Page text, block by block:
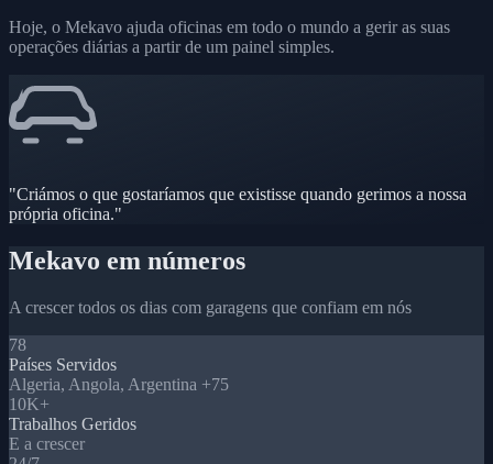
Hoje, o Mekavo ajuda oficinas em todo o mundo a gerir as suas
operações diárias a partir de um painel simples.
"Criámos o que gostaríamos que existisse quando gerimos a nossa
própria oficina."
Mekavo em números
A crescer todos os dias com garagens que confiam em nós
78
Países Servidos
Algeria, Angola, Argentina +75
10K+
Trabalhos Geridos
E a crescer